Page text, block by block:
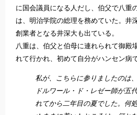
に国会議員になる人だし、伯父で八重
は、明治学院の総理を務めていた。井
創業者となる井深大も出ている。
八重は、伯父と伯母に連れられて御殿
れて行かれ、初めて自分がハンセン病
私が、こちらに参りましたのは
ドルワール・ド・レゼー師が五
れてから二年目の夏でした。何